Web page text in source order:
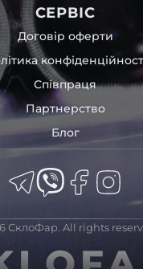
сайті.
послуги, як заміна
перепакування фар,
лінз Xenon LED BI-
фари,
та
готові надати
клієнтів. Розмаїття
свіжі поступлення,
фара Audi може мати
СЕРВІС
Договір оферти
Співпраця
Партнерство
Блог
СклоФар. All rights